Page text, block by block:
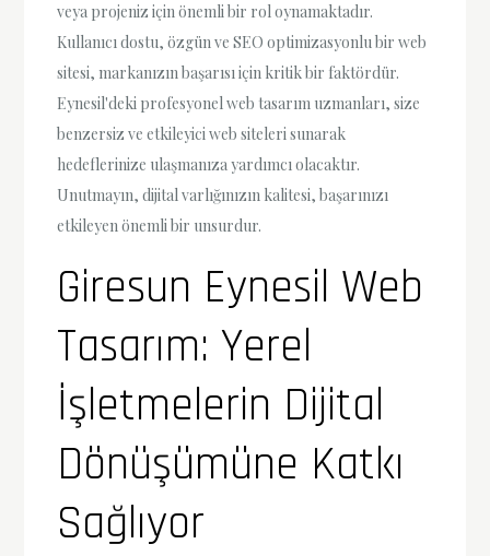
veya projeniz için önemli bir rol oynamaktadır.
Kullanıcı dostu, özgün ve SEO optimizasyonlu bir web
sitesi, markanızın başarısı için kritik bir faktördür.
Eynesil'deki profesyonel web tasarım uzmanları, size
benzersiz ve etkileyici web siteleri sunarak
hedeflerinize ulaşmanıza yardımcı olacaktır.
Unutmayın, dijital varlığınızın kalitesi, başarınızı
etkileyen önemli bir unsurdur.
Giresun Eynesil Web
Tasarım: Yerel
İşletmelerin Dijital
Dönüşümüne Katkı
Sağlıyor